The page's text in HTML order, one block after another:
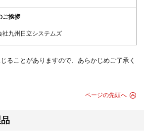
ご挨拶
社九州日立システムズ
ることがありますので、あらかじめご了承く
ページの先頭へ